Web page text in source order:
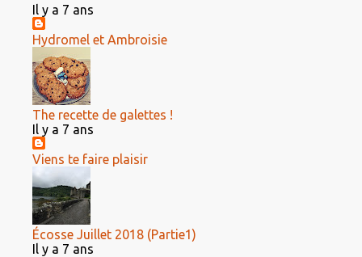
Il y a 7 ans
Hydromel et Ambroisie
The recette de galettes !
Il y a 7 ans
Viens te faire plaisir
Écosse Juillet 2018 (Partie1)
Il y a 7 ans